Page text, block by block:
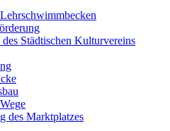
Städtischen Kulturvereins
des Marktplatzes